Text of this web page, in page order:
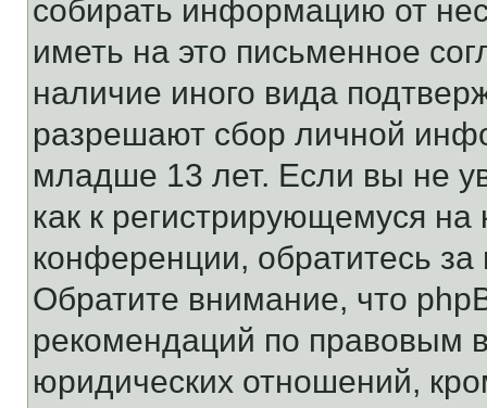
собирать информацию от
иметь на это письменное
наличие иного вида
разрешают сбор личной
младше 13 лет. Если вы не
как к регистрирующемуся
конференции, обратитесь
Обратите внимание, что
рекомендаций по правовым
юридических отношений,